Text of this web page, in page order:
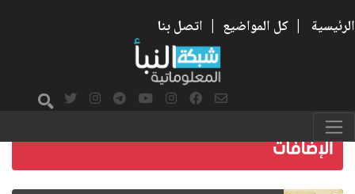
الرئيسية | كل المواضيع | اتصل بنا